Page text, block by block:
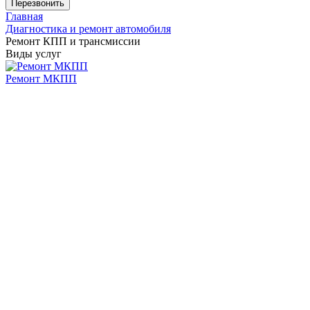
Главная
Диагностика и ремонт автомобиля
Ремонт КПП и трансмиссии
Виды услуг
Ремонт МКПП